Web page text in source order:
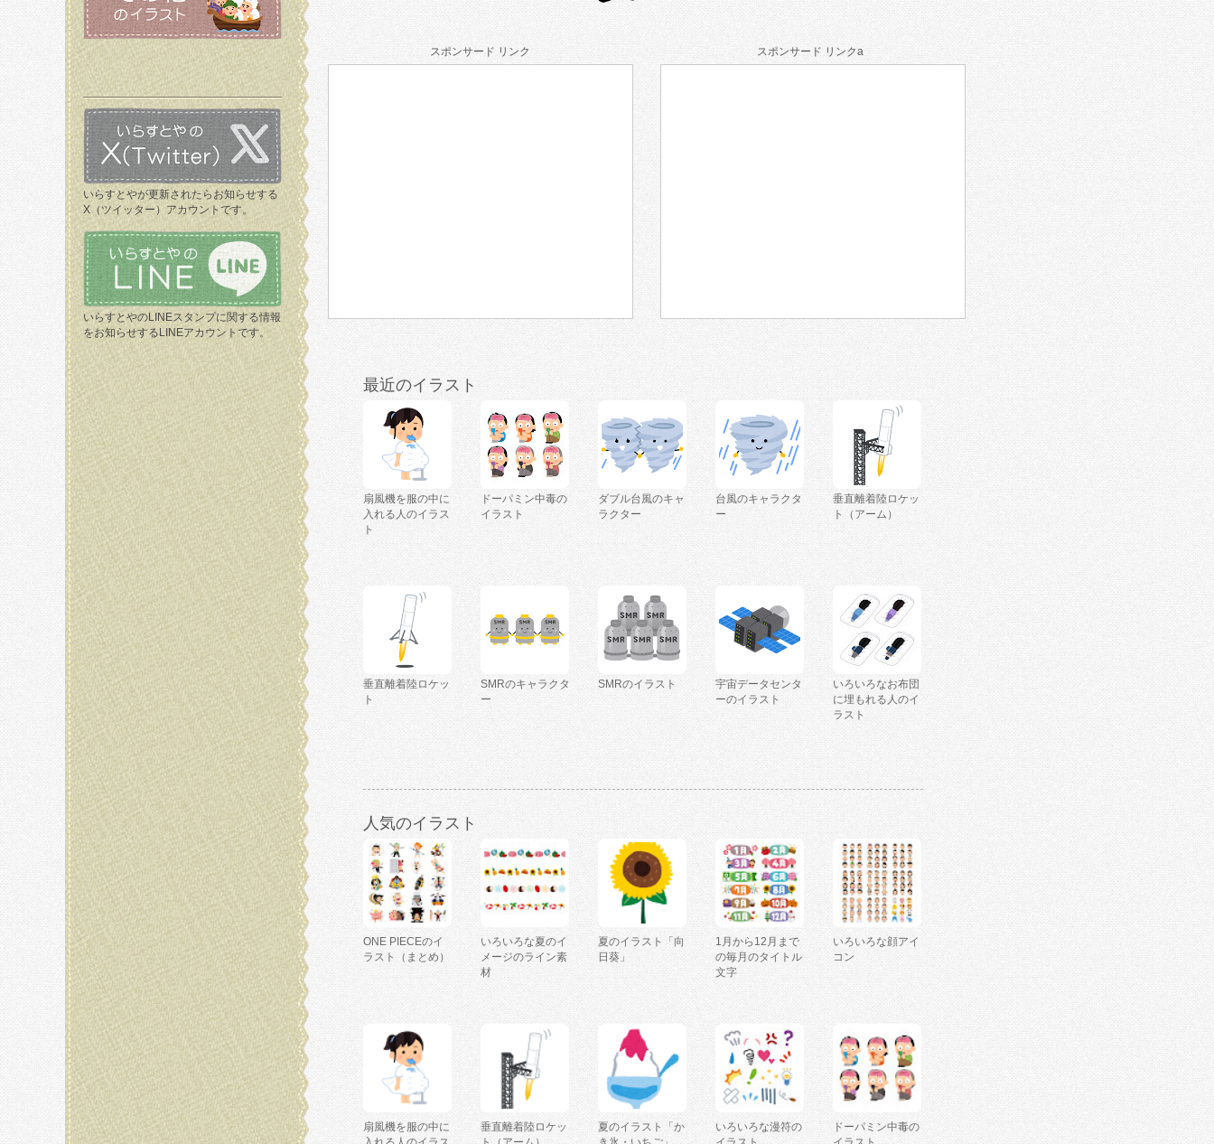
いらすとやが更新されたらお知らせする
X（ツイッター）アカウントです。
いらすとやのLINEスタンプに関する情報
をお知らせするLINEアカウントです。
スポンサード リンク スポンサード リンクa
最近のイラスト
扇風機を服の中に
入れる人のイラス
ト
ドーパミン中毒の
イラスト
ダブル台風のキャ
ラクター
台風のキャラクタ
ー
垂直離着陸ロケッ
ト（アーム）
垂直離着陸ロケッ
ト
SMRのキャラクタ
ー
SMRのイラスト
宇宙データセンタ
ーのイラスト
いろいろなお布団
に埋もれる人のイ
ラスト
人気のイラスト
ONE PIECEのイ
ラスト（まとめ）
いろいろな夏のイ
メージのライン素
材
夏のイラスト「向
日葵」
1月から12月まで
の毎月のタイトル
文字
いろいろな顔アイ
コン
扇風機を服の中に
垂直離着陸ロケッ
夏のイラスト「か
いろいろな漫符の
ドーパミン中毒の